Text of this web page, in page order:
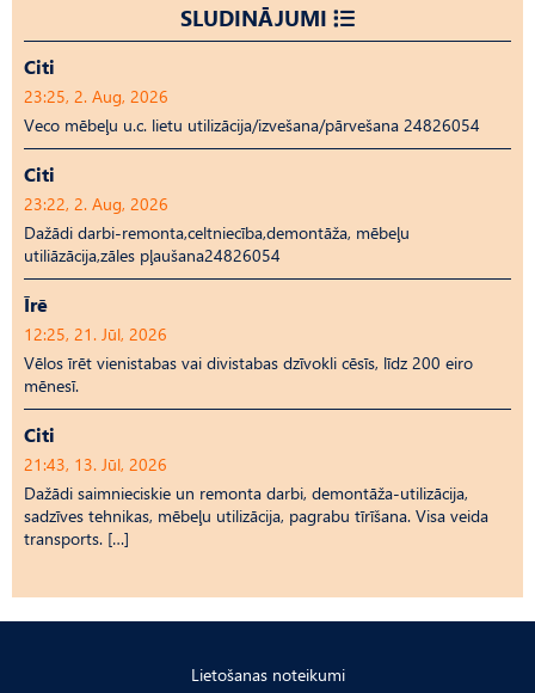
SLUDINĀJUMI
Citi
23:25, 2. Aug, 2026
Veco mēbeļu u.c. lietu utilizācija/izvešana/pārvešana 24826054
Citi
23:22, 2. Aug, 2026
Dažādi darbi-remonta,celtniecība,demontāža, mēbeļu
utiliāzācija,zāles pļaušana24826054
Īrē
12:25, 21. Jūl, 2026
Vēlos īrēt vienistabas vai divistabas dzīvokli cēsīs, līdz 200 eiro
mēnesī.
Citi
21:43, 13. Jūl, 2026
Dažādi saimnieciskie un remonta darbi, demontāža-utilizācija,
sadzīves tehnikas, mēbeļu utilizācija, pagrabu tīrīšana. Visa veida
transports. […]
Lietošanas noteikumi